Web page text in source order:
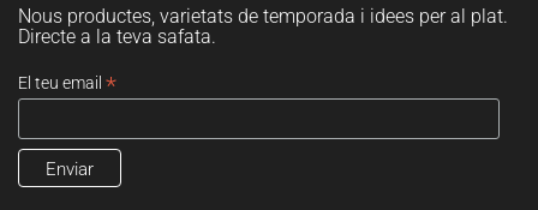
Nous productes, varietats de temporada i idees per al plat.
Directe a la teva safata.
El teu email *